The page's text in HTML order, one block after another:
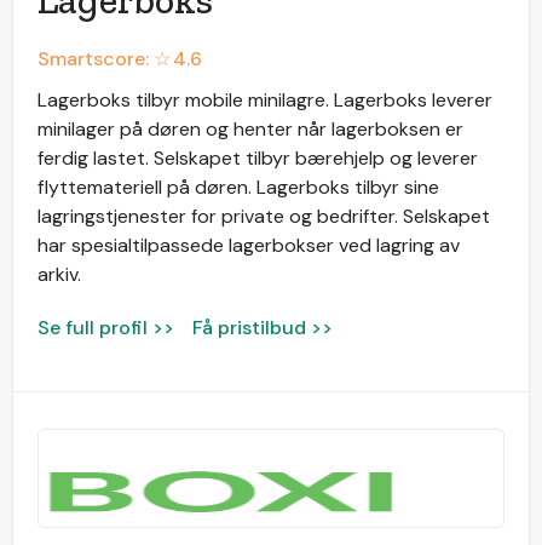
Smartscore: ☆4.6
Lagerboks tilbyr mobile minilagre. Lagerboks leverer
minilager på døren og henter når lagerboksen er
ferdig lastet. Selskapet tilbyr bærehjelp og leverer
flyttemateriell på døren. Lagerboks tilbyr sine
lagringstjenester for private og bedrifter. Selskapet
har spesialtilpassede lagerbokser ved lagring av
arkiv.
Se full profil >> Få pristilbud >>